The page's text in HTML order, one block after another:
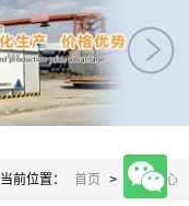
当前位置： 首页 > 新闻中心